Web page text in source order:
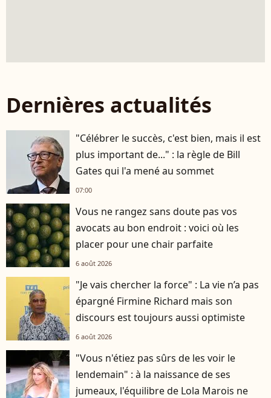
Dernières actualités
"Célébrer le succès, c'est bien, mais il est
plus important de..." : la règle de Bill
Gates qui l'a mené au sommet
07:00
Vous ne rangez sans doute pas vos
avocats au bon endroit : voici où les
placer pour une chair parfaite
6 août 2026
"Je vais chercher la force" : La vie n’a pas
épargné Firmine Richard mais son
discours est toujours aussi optimiste
6 août 2026
"Vous n'étiez pas sûrs de les voir le
lendemain" : à la naissance de ses
jumeaux, l'équilibre de Lola Marois ne